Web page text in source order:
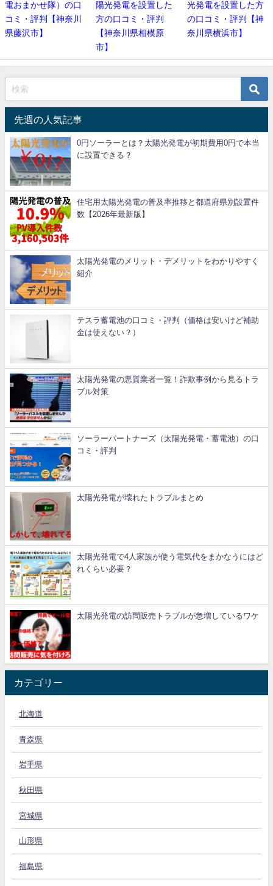
電おまかせ隊）の口
コミ・評判【神奈川
県藤沢市】
陽光発電を設置した
方の口コミ・評判
【神奈川県相模原
市】
光発電を設置した方
の口コミ・評判【神
奈川県横浜市】
先週の人気記事
0円ソーラーとは？太陽光発電が初期費用0円で本当
に設置できる？
住宅用太陽光発電の普及率推移と都道府県別設置件
数【2026年最新版】
太陽光発電のメリット・デメリットをわかりやすく
紹介
テスラ蓄電池の口コミ・評判（価格は安いけど補助
金は使えない？）
太陽光発電の悪質業者一覧！詐欺事例から見るトラ
ブル対策
ソーラーパートナーズ（太陽光発電・蓄電池）の口
コミ・評判
太陽光発電が壊れたトラブルまとめ
太陽光発電で4人家族が使う電気代をまかなうにはど
れくらい必要？
太陽光発電の訪問販売トラブルが急増しているワケ
カテゴリー
北海道
青森県
岩手県
秋田県
宮城県
山形県
福島県